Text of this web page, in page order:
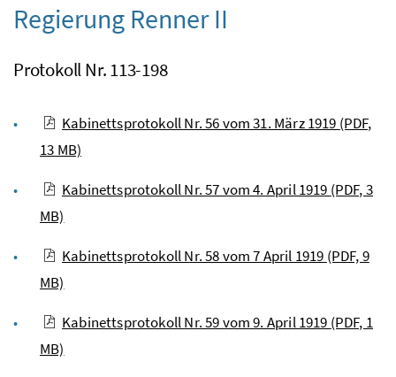
Regierung Renner II
Protokoll Nr. 113-198
Kabinettsprotokoll Nr. 56 vom 31. März 1919 (PDF,
13 MB)
Kabinettsprotokoll Nr. 57 vom 4. April 1919 (PDF, 3
MB)
Kabinettsprotokoll Nr. 58 vom 7 April 1919 (PDF, 9
MB)
Kabinettsprotokoll Nr. 59 vom 9. April 1919 (PDF, 1
MB)